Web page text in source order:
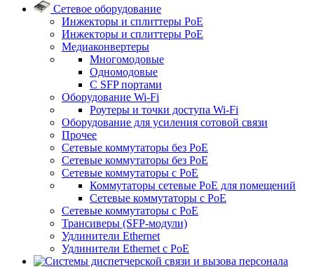
Сетевое оборудование
Инжекторы и сплиттеры PoE
Инжекторы и сплиттеры РоЕ
Медиаконвертеры
Многомодовые
Одномодовые
С SFP портами
Оборудование Wi-Fi
Роутеры и точки доступа Wi-Fi
Оборудование для усиления сотовой связи
Прочее
Сетевые коммутаторы без PoE
Сетевые коммутаторы без РоЕ
Сетевые коммутаторы с PoE
Коммутаторы сетевые PoE для помещений
Сетевые коммутаторы с PoE
Сетевые коммутаторы с РоЕ
Трансиверы (SFP-модули)
Удлинители Ethernet
Удлинители Ethernet с PoE